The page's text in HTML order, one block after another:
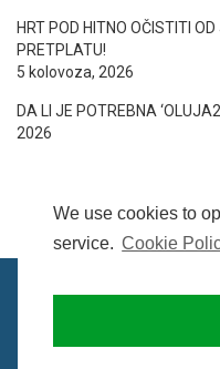
We use cookies to
service. Cookie
HRT POD HITNO OČISTITI
PRETPLATU!
5 kolovoza, 2026
DA LI JE POTREBNA
2026